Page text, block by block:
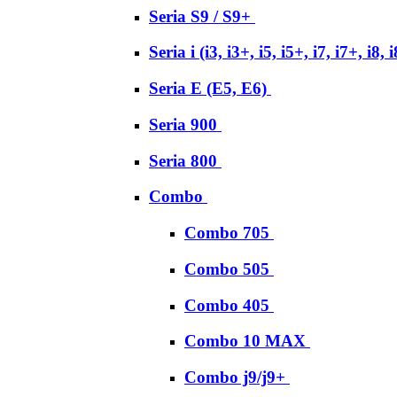
Seria S9 / S9+
Seria i (i3, i3+, i5, i5+, i7, i7+, i8,
Seria E (E5, E6)
Seria 900
Seria 800
Combo
Combo 705
Combo 505
Combo 405
Combo 10 MAX
Combo j9/j9+